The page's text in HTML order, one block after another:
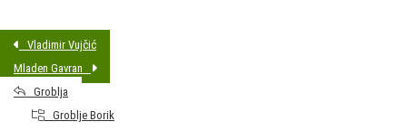
Vladimir Vujčić
Mladen Gavran
Groblja
Groblje Borik